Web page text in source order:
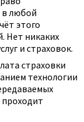
в любой
этого
Нет никаких
и страховок.
страховки
технологии